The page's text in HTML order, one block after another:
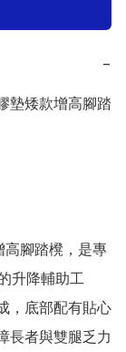
−
墊矮款增高腳踏
腳踏櫈，是專
升降輔助工
，底部配有貼心
長者與雙腿乏力